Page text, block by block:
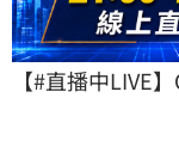
【#直播中LIVE